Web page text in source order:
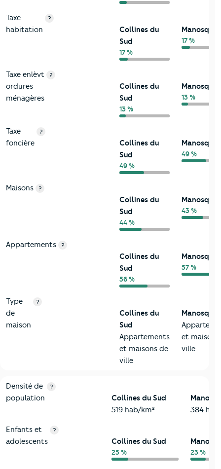
Taxe
habitation
?
Collines du
Sud
17 %
Manosque
17 %
Taxe enlèvt
ordures
ménagères
?
Collines du
Sud
13 %
Manosque
13 %
Taxe
foncière
?
Collines du
Sud
49 %
Manosque
49 %
Maisons ?
Collines du
Sud
44 %
Manosque
43 %
Appartements ?
Collines du
Sud
56 %
Manosque
57 %
Type
de
maison
?
Collines du
Sud
Appartements
et maisons de
ville
Manosque
et
ville
2-Habitants
Critères Collines du Sud
Densité de
population
?
Collines du Sud
519 hab/km²
384
Enfants et
adolescents
?
Collines du Sud
25 % 23 %